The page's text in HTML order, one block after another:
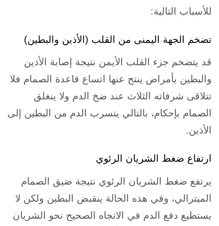
للأسباب التالية:
تضخم الجهة اليمنى من القلب (الأذين والبطين)
قد يتضخم جزء القلب الأيمن نتيجة إصابة الأذين
والبطين بأمراض ينتج عنها اتساع قاعدة الصمام فلا
تتلاقى شرفاته الثلاث عند ضخ الدم ولا ينغلق
الصمام بإحكام، بالتالي يتسرب الدم من البطين إلى
الأذين.
ارتفاع ضغط الشريان الرئوي
يرتفع ضغط الشريان الرئوي نتيجة ضيق الصمام
الميترالي، وفي هذه الحالة ينقبض البطين ولكن لا
يستطيع دفع الدم في الاتجاه الصحيح نحو الشريان